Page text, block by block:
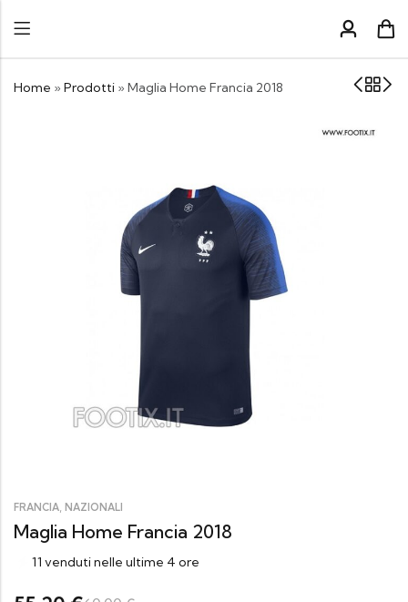
Home » Prodotti » Maglia Home Francia 2018
FRANCIA, NAZIONALI
Maglia Home Francia 2018
11 venduti nelle ultime 4 ore